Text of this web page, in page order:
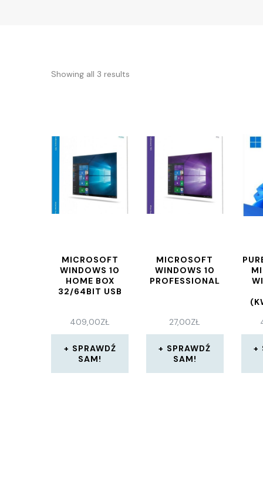
Showing all 3 results
MICROSOFT
WINDOWS 10
HOME BOX
32/64BIT USB
409,00ZŁ
SPRAWDŹ
SAM!
MICROSOFT
WINDOWS 10
PROFESSIONAL
27,00ZŁ
SPRAWDŹ
SAM!